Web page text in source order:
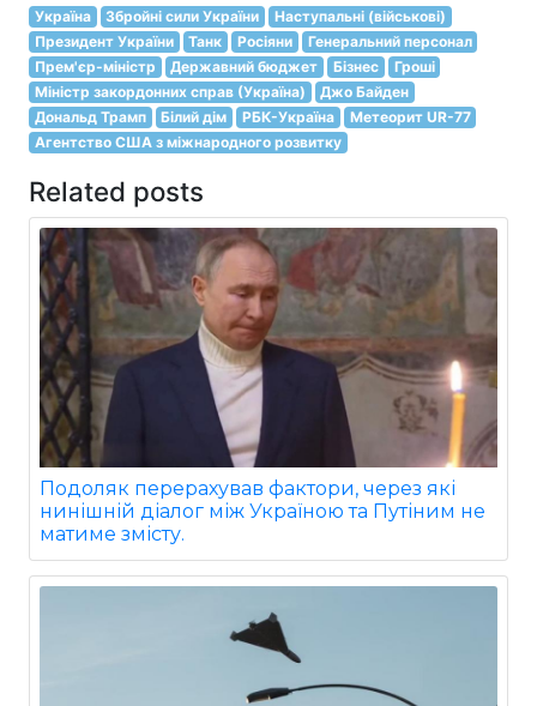
Україна Збройні сили України
Наступальні (військові)
Президент України
Танк Росіяни
Генеральний персонал
Прем'єр-міністр
Державний бюджет Бізнес
Гроші
Міністр закордонних справ (Україна)
Джо Байден
Дональд Трамп
Білий дім РБК-Україна
Метеорит UR-77
Агентство США з міжнародного розвитку
Related posts
Подоляк перерахував фактори, через які
нинішній діалог між Україною та Путіним не
матиме змісту.